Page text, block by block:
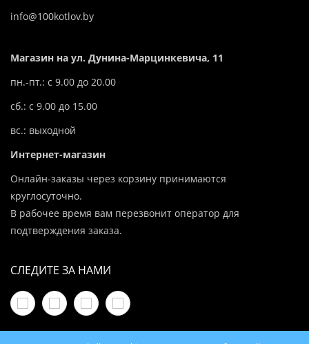
info@100kotlov.by
Магазин на ул. Дунина-Марцинкевича, 11
пн.-пт.: с 9.00 до 20.00
сб.: с 9.00 до 15.00
вс.: выходной
Интернет-магазин
Онлайн-заказы через корзину принимаются
круглосуточно.
В рабочее время вам перезвонит оператор для
подтверждения заказа.
СЛЕДИТЕ ЗА НАМИ